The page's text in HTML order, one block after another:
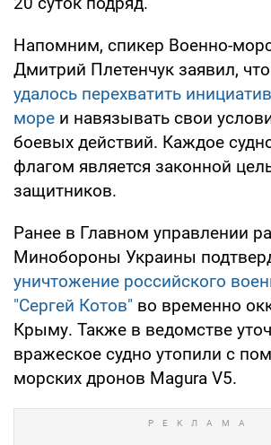
Напомним, спикер Военно-
Дмитрий Плетенчук заявил,
удалось перехватить
море и навязывать свои
боевых действий. Каждое
флагом является законной
защитников.
Ранее в Главном управлении
Минобороны Украины
уничтожение российского
"Сергей Котов" во временно
Крыму. Также в ведомстве
вражеское судно утопили с
морских дронов Magura V5.